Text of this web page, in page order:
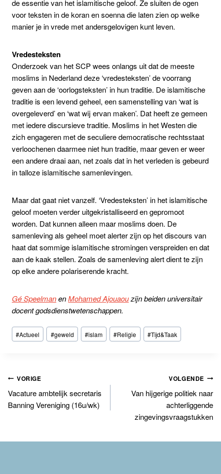
de essentie van het islamitische geloof. Ze sluiten de ogen
voor teksten in de koran en soenna die laten zien op welke
manier je in vrede met andersgelovigen kunt leven.
Vredesteksten
Onderzoek van het SCP wees onlangs uit dat de meeste
moslims in Nederland deze ‘vredesteksten’ de voorrang
geven aan de ‘oorlogsteksten’ in hun traditie. De islamitische
traditie is een levend geheel, een samenstelling van ‘wat is
overgeleverd’ en ‘wat wij ervan maken’. Dat heeft ze gemeen
met iedere discursieve traditie. Moslims in het Westen die
zich engageren met de seculiere democratische rechtsstaat
verloochenen daarmee niet hun traditie, maar geven er weer
een andere draai aan, net zoals dat in het verleden is gebeurd
in talloze islamitische samenlevingen.
Maar dat gaat niet vanzelf. ‘Vredesteksten’ in het islamitische
geloof moeten verder uitgekristalliseerd en gepromoot
worden. Dat kunnen alleen maar moslims doen. De
samenleving als geheel moet alerter zijn op het discours van
haat dat sommige islamitische stromingen verspreiden en dat
aan de kaak stellen. Zoals de samenleving alert dient te zijn
op elke andere polariserende kracht.
Gé SpeelmanenMohamed Ajouaouzijn beiden universitair
docent godsdienstwetenschappen.
Bericht
tags:
#Actueel #geweld #islam #Religie #Tijd&Taak
Bericht
navigatie
VORIGE
Vacature ambtelijk secretaris
Banning Vereniging (16u/wk)
VOLGENDE
Van hijgerige politiek naar
achterliggende
zingevingsvraagstukken